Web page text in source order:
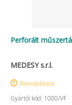
Perforált
MEDESY s.r.l.
Rendelésre
Gyártói kód: 1000/VF